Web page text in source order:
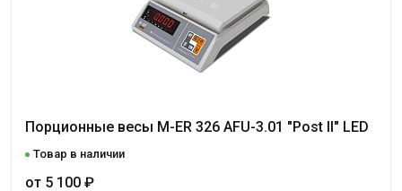
Порционные весы M-ER 326 AFU-3.01 "Post II" LED
Товар в наличии
от 5 100 ₽